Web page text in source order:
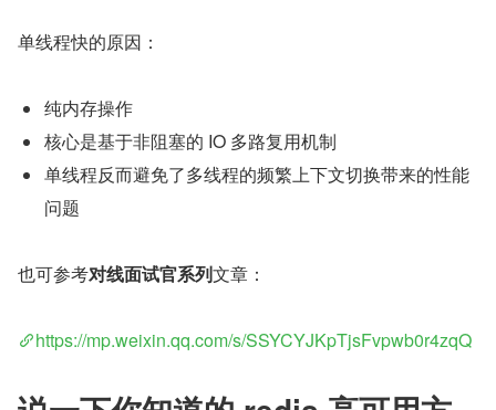
单线程快的原因：
纯内存操作
核心是基于非阻塞的 IO 多路复用机制
单线程反而避免了多线程的频繁上下文切换带来的性能
问题
也可参考对线面试官系列文章：
https://mp.weixin.qq.com/s/SSYCYJKpTjsFvpwb0r4zqQ